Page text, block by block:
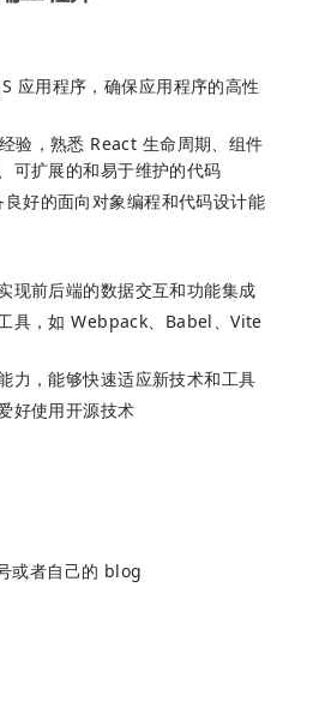
应用程序，确保应用程序的高性
验，熟悉 React 生命周期、组件
可扩展的和易于维护的代码
好的面向对象编程和代码设计能
现前后端的数据交互和功能集成
具，如 Webpack、Babel、Vite
力，能够快速适应新技术和工具
好使用开源技术
或者自己的 blog